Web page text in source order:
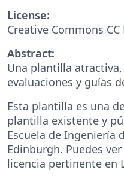
License:
Creative Commons CC
Abstract:
Una plantilla
evaluaciones y guías
Esta plantilla es una
plantilla existente y
Escuela de Ingeniería
Edinburgh. Puedes
licencia pertinente en